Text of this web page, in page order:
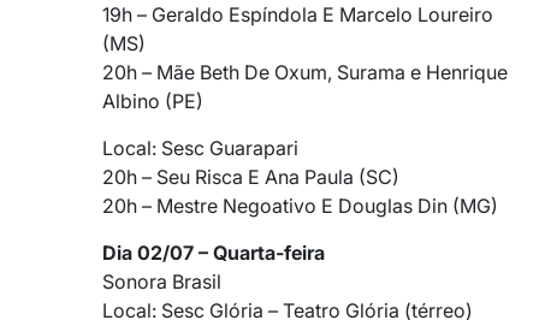
19h – Geraldo Espíndola E Marcelo Loureiro
(MS)
20h – Mãe Beth De Oxum, Surama e Henrique
Albino (PE)
Local: Sesc Guarapari
20h – Seu Risca E Ana Paula (SC)
20h – Mestre Negoativo E Douglas Din (MG)
Dia 02/07 – Quarta-feira
Sonora Brasil
Local: Sesc Glória – Teatro Glória (térreo)